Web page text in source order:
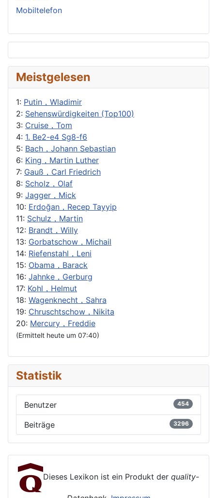
Mobiltelefon
Meistgelesen
1: Putin，Wladimir
2: Sehenswürdigkeiten (Top100)
3: Cruise，Tom
4: 1. Be2-e4 Sg8-f6
5: Bach，Johann Sebastian
6: King，Martin Luther
7: Gauß，Carl Friedrich
8: Scholz，Olaf
9: Jagger，Mick
10: Erdoğan，Recep Tayyip
11: Schulz，Martin
12: Brandt，Willy
13: Gorbatschow，Michail
14: Riefenstahl，Leni
15: Obama，Barack
16: Jahnke，Gerburg
17: Kohl，Helmut
18: Wagenknecht，Sahra
19: Chruschtschow，Nikita
20: Mercury，Freddie
(Ermittelt heute um 07:40)
Statistik
Benutzer 454
Beiträge 3296
Dieses Lexikon ist ein Produkt der quality-